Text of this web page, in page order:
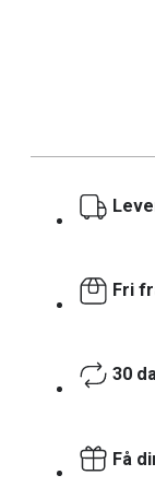
Fri
30
Få